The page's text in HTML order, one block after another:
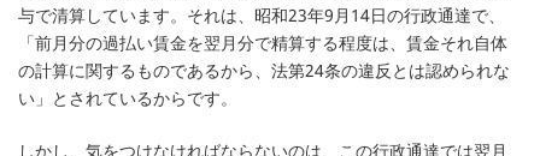
与で清算しています。それは、昭和23年9月14日の行政通達で、
「前月分の過払い賃金を翌月分で精算する程度は、賃金それ自体
の計算に関するものであるから、法第24条の違反とは認められな
い」とされているからです。
しかし、気をつけなければならないのは、この行政通達では翌月